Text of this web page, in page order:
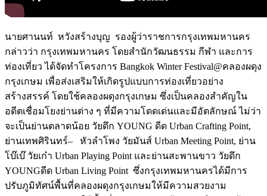
นายศานนท์ หวังสร้างบุญ รองผู้ว่าราชการกรุงเทพมหานคร
กล่าวว่า กรุงเทพมหานคร โดยสำนักวัฒนธรรม กีฬา และการ
ท่องเที่ยว ได้จัดทำโครงการ Bangkok Winter Festival@คลองผดุง
กรุงเกษม เพื่อส่งเสริมให้เกิดรูปแบบการท่องเที่ยวอย่าง
สร้างสรรค์ โดยใช้คลองผดุงกรุงเกษม ซึ่งเป็นคลองสำคัญใน
อดีตเชื่อมโยงย่านต่าง ๆ ที่มีความโดดเด่นและมีอัตลักษณ์ ไม่ว่า
จะเป็นย่านตลาดน้อย วัยดึก YOUNG ดีด Urban Crafting Point,
ย่านเทพศิรินทร์– หัวลำโพง วัยมันส์ Urban Meeting Point, ย่าน
โบ๊เบ๊ วัยเก๋า Urban Playing Point และย่านสะพานขาว วัยดึก
YOUNGดีด Urban Living Point ซึ่งกรุงเทพมหานครได้มีการ
ปรับภูมิทัศน์พื้นที่คลองผดุงกรุงเกษมให้มีความสวยงาม